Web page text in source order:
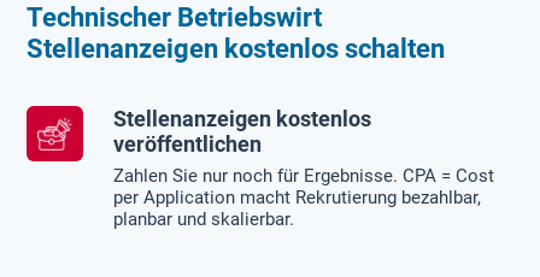
Technischer Betriebswirt
Stellenanzeigen kostenlos schalten
Stellenanzeigen kostenlos
veröffentlichen
Zahlen Sie nur noch für Ergebnisse. CPA = Cost
per Application macht Rekrutierung bezahlbar,
planbar und skalierbar.